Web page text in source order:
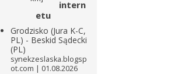
intern
etu
Grodzisko (Jura K-C,
PL) - Beskid Sądecki
(PL)
synekzeslaska.blogsp
ot.com
01.08.2026